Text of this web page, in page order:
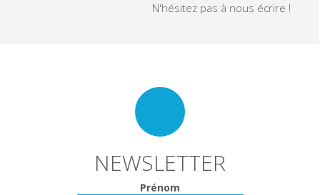
N'hésitez pas à nous écrire !
NEWSLETTER
Prénom